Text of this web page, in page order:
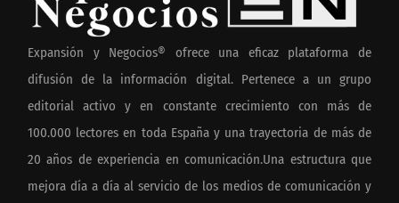
Expansión y Negocios® ofrece una eficaz plataforma de
difusión de la información digital. Pertenece a un grupo
editorial activo y en constante crecimiento con más de
100.000 lectores en toda España y una trayectoria de más de
20 años de experiencia en comunicación.Una estructura que
mejora día a día al servicio de los medios de comunicación y